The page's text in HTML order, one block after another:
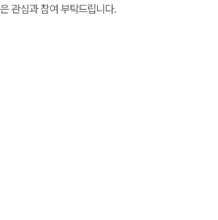
관심과 참여 부탁드립니다.